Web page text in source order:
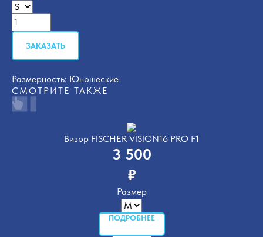
ЗАКАЗАТЬ
Размерность: Юношеские
СМОТРИТЕ ТАКЖЕ
Визор FISCHER VISION16 PRO F1
3 500
₽
Размер
ПОДРОБНЕЕ